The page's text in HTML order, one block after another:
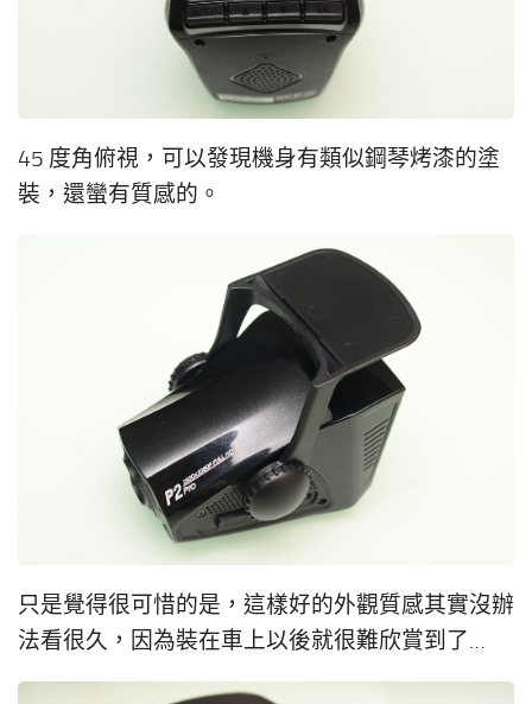
45 度角俯視，可以發現機身有類似鋼琴烤漆的塗
裝，還蠻有質感的。
只是覺得很可惜的是，這樣好的外觀質感其實沒辦
法看很久，因為裝在車上以後就很難欣賞到了…